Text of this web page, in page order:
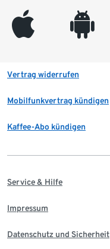
appleinc android
Vertrag widerrufen
Mobilfunkvertrag kündigen
Kaffee-Abo kündigen
Service & Hilfe
Impressum
Datenschutz und Sicherheit